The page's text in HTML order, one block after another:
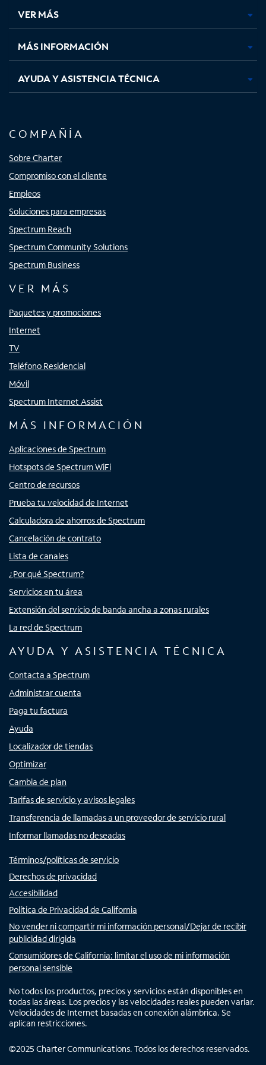
pestaña
nueva
pestaña
nueva
pestaña
nuevanueva
VER MÁS
MÁS INFORMACIÓN
AYUDA Y ASISTENCIA TÉCNICA
COMPAÑÍA
Sobre Charter
Compromiso con el cliente
Empleos
Soluciones para empresas
Spectrum Reach
Spectrum Community Solutions
Spectrum Business
VER MÁS
Paquetes y promociones
Internet
TV
Teléfono Residencial
Móvil
Spectrum Internet Assist
MÁS INFORMACIÓN
Aplicaciones de Spectrum
Hotspots de Spectrum WiFi
Centro de recursos
Prueba tu velocidad de Internet
Calculadora de ahorros de Spectrum
Cancelación de contrato
Lista de canales
¿Por qué Spectrum?
Servicios en tu área
Extensión del servicio de banda ancha a zonas rurales
La red de Spectrum
AYUDA Y ASISTENCIA TÉCNICA
Contacta a Spectrum
Administrar cuenta
Paga tu factura
Ayuda
Localizador de tiendas
Optimizar
Cambia de plan
Tarifas de servicio y avisos legales
Transferencia de llamadas a un proveedor de servicio rural
Informar llamadas no deseadas
Términos/políticas de servicio
Derechos de privacidad
Accesibilidad
Política de Privacidad de California
No vender ni compartir mi información personal/Dejar de recibir
publicidad dirigida
Consumidores de California: limitar el uso de mi información
personal sensible
No todos los productos, precios y servicios están disponibles en
todas las áreas. Los precios y las velocidades reales pueden variar.
Velocidades de Internet basadas en conexión alámbrica. Se
aplican restricciones.
©2025 Charter Communications. Todos los derechos reservados.